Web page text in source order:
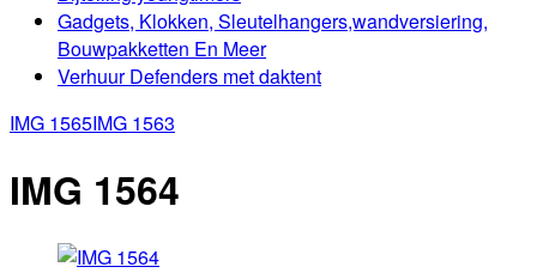
Gadgets, Klokken, Sleutelhangers,wandversiering,
Bouwpakketten En Meer
Verhuur Defenders met daktent
IMG 1565IMG 1563
IMG 1564